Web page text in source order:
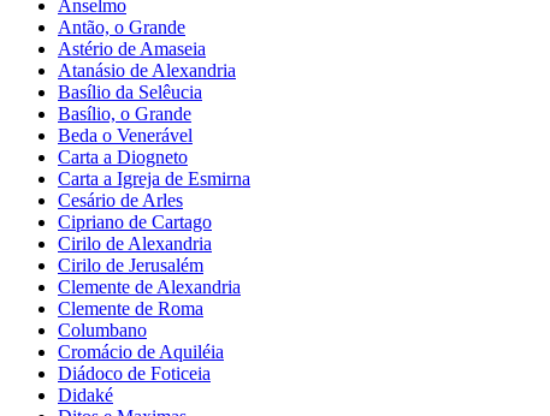
Anselmo
Antão, o Grande
Astério de Amaseia
Atanásio de Alexandria
Basílio da Selêucia
Basílio, o Grande
Beda o Venerável
Carta a Diogneto
Carta a Igreja de Esmirna
Cesário de Arles
Cipriano de Cartago
Cirilo de Alexandria
Cirilo de Jerusalém
Clemente de Alexandria
Clemente de Roma
Columbano
Cromácio de Aquiléia
Diádoco de Foticeia
Didaké